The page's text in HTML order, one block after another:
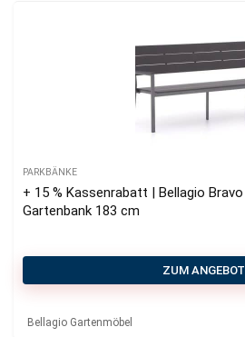
PARKBÄNKE
+ 15 % Kassenrabatt | Bellagio Bravo
Gartenbank 183 cm
ZUM ANGEBOT
Bellagio Gartenmöbel